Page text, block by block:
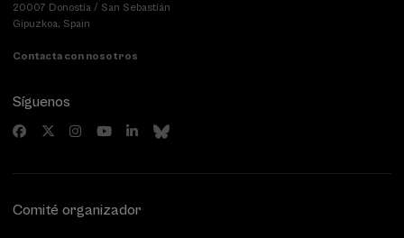
20007 Donostia / San Sebastián
Gipuzkoa, Spain
Contacta con nosotros
Síguenos
Comité organizador